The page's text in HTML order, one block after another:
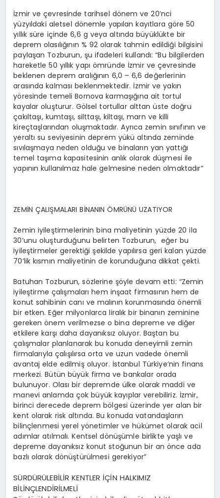
İzmir ve çevresinde tarihsel dönem ve 20’nci
yüzyıldaki aletsel dönemle yapılan kayıtlara göre 50
yıllık süre içinde 6,6 g veya altında büyüklükte bir
deprem olasılığının % 92 olarak tahmin edildiği bilgisini
paylaşan Tozburun, şu ifadeleri kullandı: “Bu bilgilerden
hareketle 50 yıllık yapı ömründe İzmir ve çevresinde
beklenen deprem aralığının 6,0 – 6,6 değerlerinin
arasında kalması beklenmektedir. İzmir ve yakın
yöresinde temeli Bornova karmaşığına ait tortul
kayalar oluşturur. Gölsel tortullar alttan üste doğru
çakıltaşı, kumtaşı, silttaşı, kiltaşı, marn ve killi
kireçtaşlarından oluşmaktadır. Ayrıca zemin sınıfının ve
yeraltı su seviyesinin deprem yükü altında zeminde
sıvılaşmaya neden olduğu ve binaların yan yattığı
temel taşıma kapasitesinin anlık olarak düşmesi ile
yapının kullanılmaz hale gelmesine neden olmaktadır”
ZEMİN ÇALIŞMALARI BİNANIN ÖMRÜNÜ UZATIYOR
Zemin iyileştirmelerinin bina maliyetinin yüzde 20 ila
30’unu oluşturduğunu belirten Tozburun, eğer bu
iyileştirmeler gerektiği şekilde yapılırsa geri kalan yüzde
70’lik kısmın maliyetinin de korunduğuna dikkat çekti.
Batuhan Tozburun, sözlerine şöyle devam etti: “Zemin
iyileştirme çalışmaları hem inşaat firmasının hem de
konut sahibinin canı ve malının korunmasında önemli
bir etken. Eğer milyonlarca liralık bir binanın zeminine
gereken önem verilmezse o bina depreme ve diğer
etkilere karşı daha dayanıksız oluyor. Baştan bu
çalışmalar planlanarak bu konuda deneyimli zemin
firmalarıyla çalışılırsa orta ve uzun vadede önemli
avantaj elde edilmiş oluyor. İstanbul Türkiye’nin finans
merkezi. Bütün büyük firma ve bankalar orada
bulunuyor. Olası bir depremde ülke olarak maddi ve
manevi anlamda çok büyük kayıplar verebiliriz. İzmir,
birinci derecede deprem bölgesi üzerinde yer alan bir
kent olarak risk altında. Bu konuda vatandaşların
bilinçlenmesi yerel yönetimler ve hükümet olarak acil
adımlar atılmalı. Kentsel dönüşümle birlikte yaşlı ve
depreme dayanıksız konut stoğunun bir an önce ada
bazlı olarak dönüştürülmesi gerekiyor”
SÜRDÜRÜLEBİLİR KENTLER İÇİN HALKIMIZ
BİLİNÇLENDİRİLMELİ